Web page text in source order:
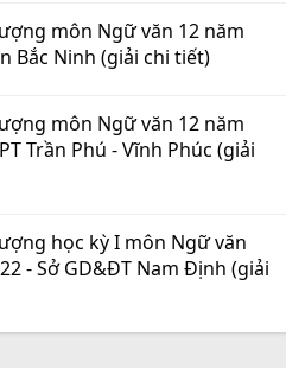
môn Ngữ văn 12 năm
Bắc Ninh (giải chi tiết)
môn Ngữ văn 12 năm
Trần Phú - Vĩnh Phúc (giải
học kỳ I môn Ngữ văn
- Sở GD&ĐT Nam Định (giải